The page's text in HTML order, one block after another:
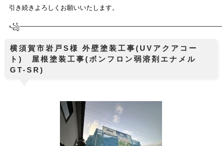
引き続きよろしくお願いいたします。
꧁────────────
横須賀市岩戸S様 外壁塗装工事(UVアクアコー
ト) 屋根塗装工事(ボンフロン弱溶剤エナメル
GT-SR)